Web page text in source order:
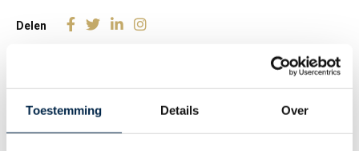
Toestemming Details Over
Delen
Ook wij voelen ons verantwoordelijk een bijdrage te leveren en te
investeren in een groene, duurzame toekomst. Maar waar begin
Tal van bedrijven zijn ons al voorgegaan en hebben ons